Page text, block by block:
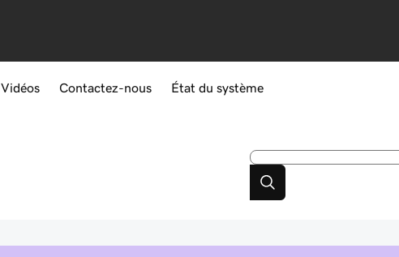
Vidéos Contactez-nous État du système